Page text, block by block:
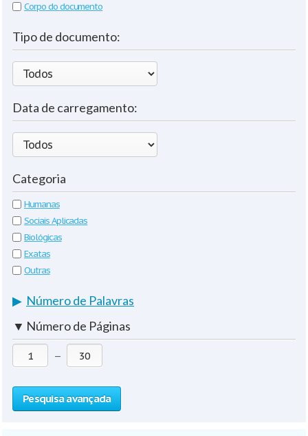
Corpo do documento
Tipo de documento:
Data de carregamento:
Categoria
Humanas
Sociais Aplicadas
Biológicas
Exatas
Outras
▶ Número de Palavras
▼ Número de Páginas
—
Pesquisa avançada